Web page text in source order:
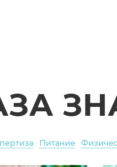
Питание